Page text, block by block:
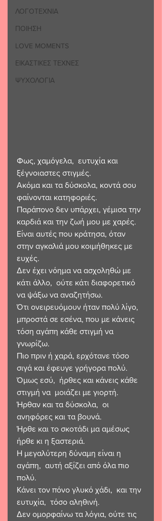
ΛΟΓΟΤΕΧΝΙΑ
ΠΟΙΗΣΗ
LOVE MOMENTS
ΕΙΚΑΣΤΙΚΕΣ ΤΕΧΝΕΣ
ΨΥΧΟΛΟΓΙΑ
Φως, χαμόγελα,  ευτυχία και
ξέγνοιαστες στιγμές.
Ακόμα και τα δύσκολα, κοντά σου
φαίνονται κατηφοριές.
Παράπονο δεν υπάρχει, γέμισα την
καρδιά και την ζωή μου με χαρές.
Είναι αυτές που κράτησα, όταν
στην αγκαλιά μου κοιμήθηκες με
ευχές.
Δεν έχει νόημα να ασχοληθώ με
κάτι άλλο,  ούτε κάτι διαφορετικό
να ψάξω να αναζητήσω.
Ότι ονειρευόμουν ήταν πολύ λίγο,
μπροστά σε εσένα, που με κάνεις
τόση αγάπη κάθε στιγμή να
γνωρίζω.
Πιο πριν ή χαρά, ερχότανε τόσο
σιγά και έφευγε γρήγορα πολύ.
Όμως εσύ,  ήρθες και κάνεις κάθε
στιγμή να  μοιάζει με γιορτή.
Ήρθαν και τα δύσκολα,  οι
ανηφόρες και τα βουνά.
Ήρθε και το σκοτάδι μα αμέσως
ήρθε κι η ξαστεριά.
Η μεγαλύτερη δύναμη είναι η
αγάπη,  αυτή αξίζει από όλα πιο
πολύ.
Κάνει τον πόνο γλυκό χάδι,  και την
ευτυχία,  τόσο αληθινή.
Δεν ομορφαίνω τα λόγια, ούτε τις